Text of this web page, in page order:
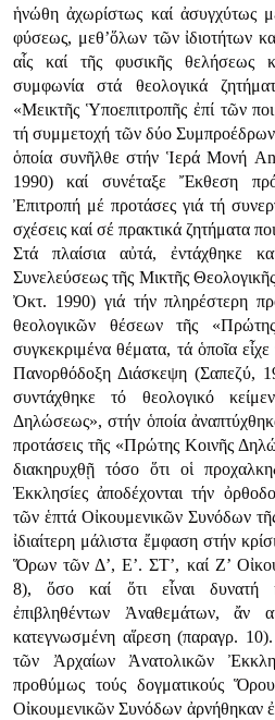
ἡνώθη ἀχωρίστως καί ἀσυγχύτως
φύσεως, μεθ’ὅλων τῶν ἰδιοτήτων
αἷς καί τῆς φυσικῆς θελήσεως
συμφωνία στά θεολογικά
«Μεικτῆς Ὑποεπιτροπῆς ἐπί τῶν
τή συμμετοχή τῶν δύο
ὁποία συνῆλθε στήν Ἱερά Μονή
1990) καί συνέταξε Ἔκθεση
Ἐπιτροπή μέ προτάσες γιά τή
σχέσεις καί σέ πρακτικά ζητήματα
Στά πλαίσια αὐτά, ἐντάχθηκε
Συνελεύσεως τῆς Μικτῆς
Ὀκτ. 1990) γιά τήν πληρέστερη
θεολογικῶν θέσεων τῆς
συγκεκριμένα θέματα, τά ὁποῖα
Πανορθόδοξη Διάσκεψη (Σαπεζύ,
συντάχθηκε τό θεολογικό
Δηλώσεως», στήν ὁποία
προτάσεις τῆς «Πρώτης Κοινῆς
διακηρυχθῇ τόσο ὅτι οἱ
Έκκλησίες ἀποδέχονται τήν
τῶν ἑπτά Οἰκουμενικῶν Συνόδων
ἰδιαίτερη μάλιστα ἔμφαση στήν
Ὅρων τῶν Δ’, Ε’. ΣΤ’, καί Ζ’
8), ὅσο καί ὅτι εἶναι
ἐπιβληθέντων Ἀναθεμάτων, ἄν
κατεγνωσμένη αἵρεση (παραγρ.
τῶν Ἀρχαίων Ἀνατολικῶν
προθύμως τούς δογματικούς
Οἰκουμενικῶν Συνόδων ἀρνήθηκαν